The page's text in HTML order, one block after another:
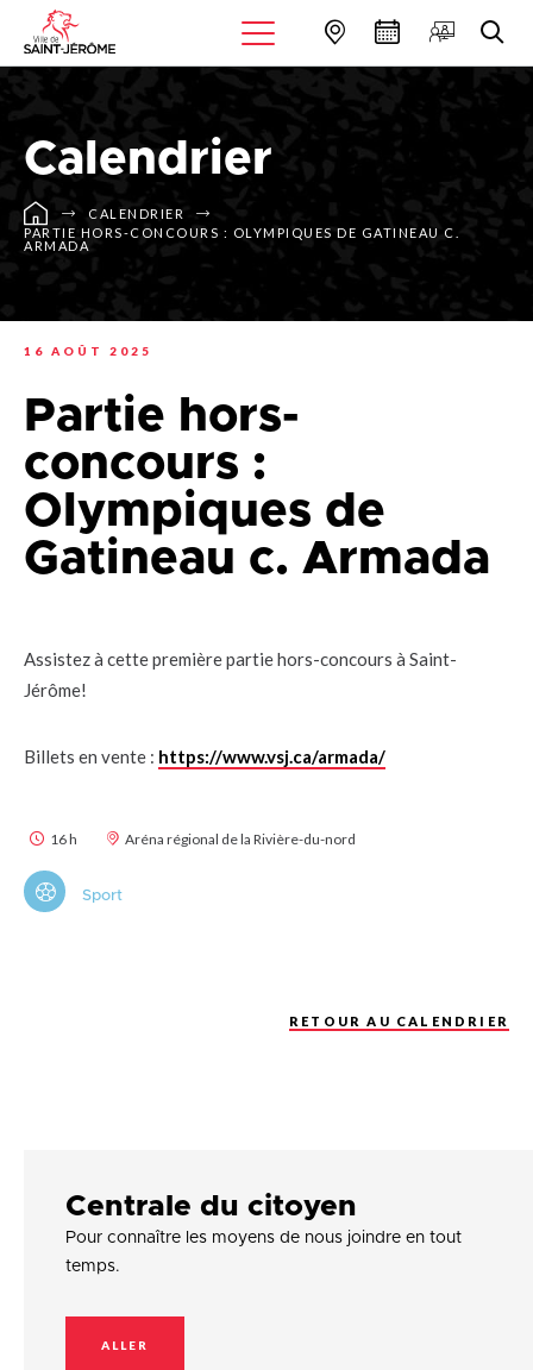
Calendrier
CALENDRIER
PARTIE HORS-CONCOURS : OLYMPIQUES DE GATINEAU C.
ARMADA
16 AOÛT 2025
Partie hors-
concours :
Olympiques de
Gatineau c. Armada
Assistez à cette première partie hors-concours à Saint-
Jérôme!
Billets en vente : https://www.vsj.ca/armada/
16 h Aréna régional de la Rivière-du-nord
Sport
RETOUR AU CALENDRIER
Centrale du citoyen
Pour connaître les moyens de nous joindre en tout
temps.
ALLER